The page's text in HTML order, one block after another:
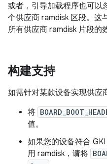
或者，引导加载程序也可以
个供应商 ramdisk 区段。这
所有供应商 ramdisk 片段的
构建支持
如需针对某款设备实现供应
将
值。
如果您的设备符合
用 ramdisk，请将